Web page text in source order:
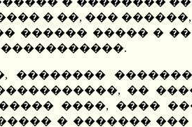
� ��, ���
������ ����� �
��������
��
����, ����
� �������